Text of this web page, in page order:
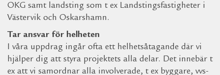
OKG samt landsting som t ex Landstingsfastigheter i
Västervik och Oskarshamn.
Tar ansvar för helheten
I våra uppdrag ingår ofta ett helhetsåtagande där vi
hjälper dig att styra projektets alla delar. Det innebär t
ex att vi samordnar alla involverade, t ex byggare, vvs-